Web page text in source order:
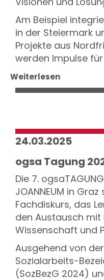
Am Beispiel
in der Steiermark
Projekte aus
werden Impulse
Weiterlesen
24.03.2025
ogsa Tagung
Die 7.
JOANNEUM in
Fachdiskurs, das
den Austausch mit
Wissenschaft und
Ausgehend von
Sozialarbeits-
(SozBezG 2024)